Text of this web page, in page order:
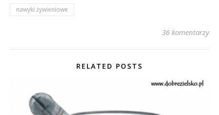
nawyki żywieniowe
36 komentarzy
RELATED POSTS